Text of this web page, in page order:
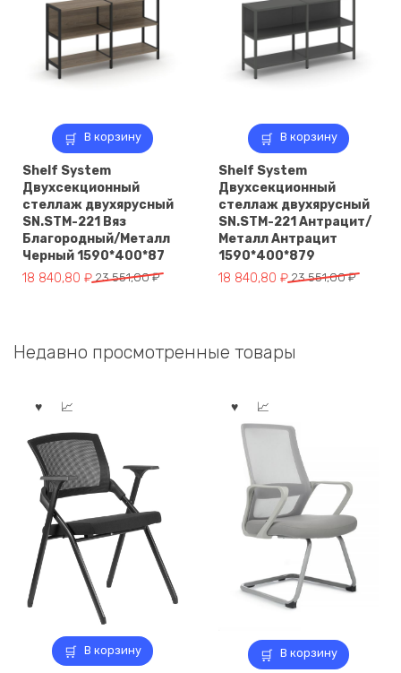
В корзину
Shelf System
Двухсекционный
стеллаж двухярусный
SN.STM-221 Вяз
Благородный/Металл
Черный 1590*400*87
23 551,00₽
Первоначальная
551,00 ₽.
18 840,80 ₽
Текущая
В корзину
Shelf System
Двухсекционный
стеллаж двухярусный
SN.STM-221 Антрацит/
Металл Антрацит
1590*400*879
23 551,00₽
Первоначальная
551,00 ₽.
18 840,80 ₽
Текущая
Недавно просмотренные товары
В корзину В корзину